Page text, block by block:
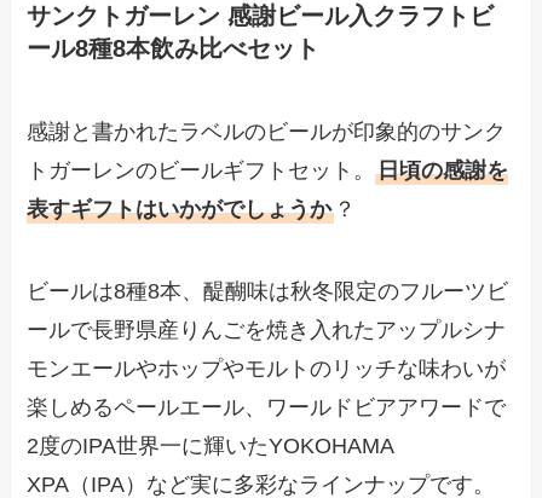
サンクトガーレン 感謝ビール入クラフトビ
ール8種8本飲み比べセット
感謝と書かれたラベルのビールが印象的のサンク
トガーレンのビールギフトセット。日頃の感謝を
表すギフトはいかがでしょうか ？
ビールは8種8本、醍醐味は秋冬限定のフルーツビ
ールで長野県産りんごを焼き入れたアップルシナ
モンエールやホップやモルトのリッチな味わいが
楽しめるペールエール、ワールドビアアワードで
2度のIPA世界一に輝いたYOKOHAMA
XPA（IPA）など実に多彩なラインナップです。